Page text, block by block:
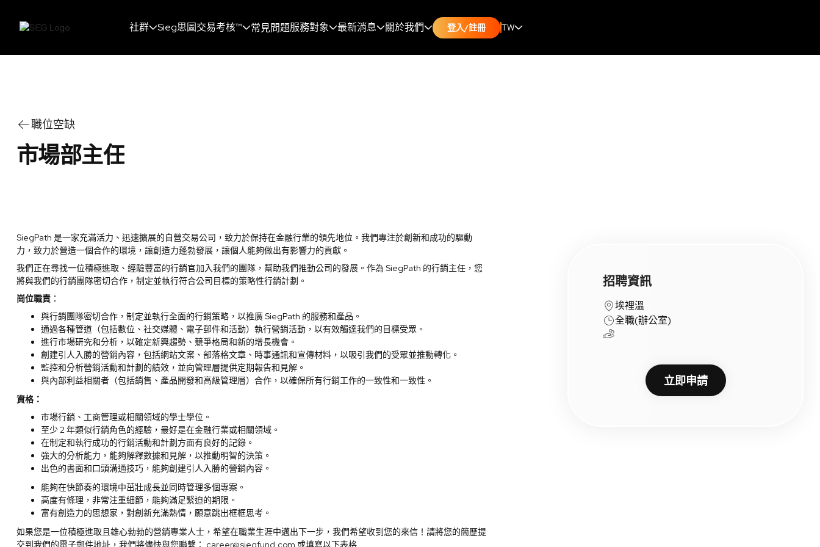
社群 Sieg思圖交易考核™ 常見問題服務對象 最新消息 關於我們 登入/註冊 TW
職位空缺
市場部主任
SiegPath 是一家充滿活力、迅速擴展的自營交易公司，致力於保持在金融行業的領先地位。我們專注於創新和成功的驅動
力，致力於營造一個合作的環境，讓創造力蓬勃發展，讓個人能夠做出有影響力的貢獻。
我們正在尋找一位積極進取、經驗豐富的行銷官加入我們的團隊，幫助我們推動公司的發展。作為 SiegPath 的行銷主任，您
將與我們的行銷團隊密切合作，制定並執行符合公司目標的策略性行銷計劃。
崗位職責 ：
與行銷團隊密切合作，制定並執行全面的行銷策略，以推廣 SiegPath 的服務和產品。
通過各種管道（包括數位、社交媒體、電子郵件和活動）執行營銷活動，以有效觸達我們的目標受眾。
進行市場研究和分析，以確定新興趨勢、競爭格局和新的增長機會。
創建引人入勝的營銷內容，包括網站文案、部落格文章、時事通訊和宣傳材料，以吸引我們的受眾並推動轉化。
監控和分析營銷活動和計劃的績效，並向管理層提供定期報告和見解。
與內部利益相關者（包括銷售、產品開發和高級管理層）合作，以確保所有行銷工作的一致性和一致性。
資格：
市場行銷、工商管理或相關領域的學士學位。
至少 2 年類似行銷角色的經驗，最好是在金融行業或相關領域。
在制定和執行成功的行銷活動和計劃方面有良好的記錄。
強大的分析能力，能夠解釋數據和見解，以推動明智的決策。
出色的書面和口頭溝通技巧，能夠創建引人入勝的營銷內容。
能夠在快節奏的環境中茁壯成長並同時管理多個專案。
高度有條理，非常注重細節，能夠滿足緊迫的期限。
富有創造力的思想家，對創新充滿熱情，願意跳出框框思考。
如果您是一位積極進取且雄心勃勃的營銷專業人士，希望在職業生涯中邁出下一步，我們希望收到您的來信！請將您的簡歷提
交到我們的電子郵件地址，我們將儘快與您聯繫： career@siegfund.com 或填寫以下表格
招聘資訊
埃裡溫
全職(辦公室)
立即申請